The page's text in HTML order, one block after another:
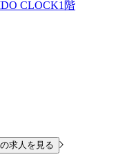
CLOCK1階
求人を見る